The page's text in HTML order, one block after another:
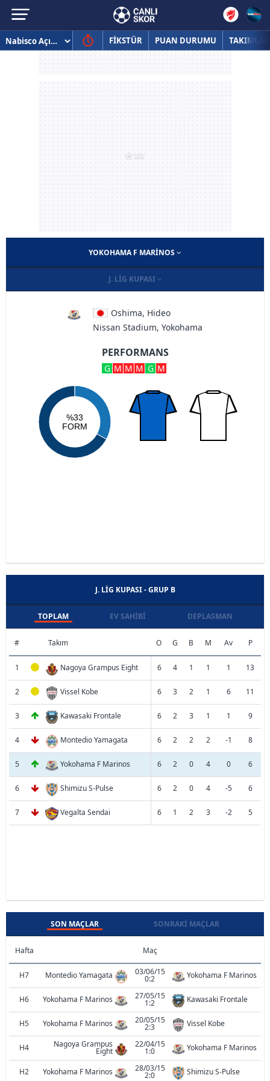
FİKSTÜR PUAN DURUMU TAKIMLAR
YOKOHAMA F MARINOS
J. LIG KUPASI
Oshima, Hideo
Nissan Stadium, Yokohama
PERFORMANS
G M M M G M
%33
FORM
J. LIG KUPASI - GRUP B
TOPLAM EV SAHIBI DEPLASMAN
# Takım O G B M Av P
1 Nagoya Grampus Eight 6 4 1 1 1 13
2 Vissel Kobe 6 3 2 1 6 11
3 Kawasaki Frontale 6 2 3 1 1 9
4 Montedio Yamagata 6 2 2 2 -1 8
5 Yokohama F Marinos 6 2 0 4 0 6
6 Shimizu S-Pulse 6 2 0 4 -5 6
7 Vegalta Sendai 6 1 2 3 -2 5
SON MAÇLAR SONRAKI MAÇLAR
Hafta Maç
H7 Montedio Yamagata 03/06/15
0:2 Yokohama F Marinos
H6 Yokohama F Marinos 27/05/15
1:2 Kawasaki Frontale
H5 Yokohama F Marinos 20/05/15
2:3 Vissel Kobe
H4 Nagoya Grampus
Eight
22/04/15
1:0 Yokohama F Marinos
H2 Yokohama F Marinos 28/03/15
2:0 Shimizu S-Pulse